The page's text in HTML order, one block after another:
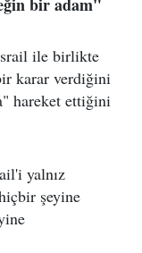
bir adam"
ile birlikte
karar verdiğini
hareket ettiğini
yalnız
şeyine